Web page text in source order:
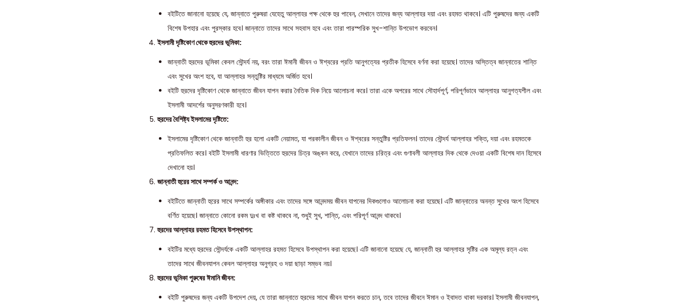
বইটিতে জানানো হয়েছে যে, জান্নাতে পুরুষরা যেহেতু আল্লাহর পক্ষ থেকে হুর পাবেন, সেখানে তাদের জন্য আল্লাহর দয়া এবং রহমত থাকবে। এটি পুরুষদের জন্য একটি
বিশেষ উপহার এবং পুরস্কার হবে। জান্নাতে তাদের সাথে সহবাস হবে এবং তারা পারস্পরিক সুখ-শান্তি উপভোগ করবেন।
ইসলামী দৃষ্টিকোণ থেকে হুরদের ভূমিকা:
জান্নাতী হুরদের ভূমিকা কেবল সৌন্দর্য নয়, বরং তারা ঈমানী জীবন ও ঈশ্বরের প্রতি আনুগত্যের প্রতীক হিসেবে বর্ণনা করা হয়েছে। তাদের অস্তিত্ব জান্নাতের শান্তি
এবং সুখের অংশ হবে, যা আল্লাহর সন্তুষ্টির মাধ্যমে অর্জিত হবে।
বইটি হুরদের দৃষ্টিকোণ থেকে জান্নাতে জীবন যাপন করার নৈতিক দিক নিয়ে আলোচনা করে। তারা একে অপরের সাথে সৌহার্দপূর্ণ, পরিপূর্ণভাবে আল্লাহর আনুগত্যশীল এবং
ইসলামী আদর্শের অনুসরণকারী হবে।
হুরদের বৈশিষ্ট্য ইসলামের দৃষ্টিতে:
ইসলামের দৃষ্টিকোণ থেকে জান্নাতী হুর হলো একটি নেয়ামত, যা পরকালীন জীবন ও ঈশ্বরের সন্তুষ্টির প্রতিফলন। তাদের সৌন্দর্য আল্লাহর শক্তি, দয়া এবং রহমতকে
প্রতিফলিত করে। বইটি ইসলামী ধারণার ভিত্তিতে হুরদের চিত্র অঙ্কন করে, যেখানে তাদের চরিত্র এবং গুণাবলী আল্লাহর দিক থেকে দেওয়া একটি বিশেষ দান হিসেবে
দেখানো হয়।
জান্নাতী হুরের সাথে সম্পর্ক ও আনন্দ:
বইটিতে জান্নাতী হুরের সাথে সম্পর্কের অঙ্গীকার এবং তাদের সঙ্গে আনন্দময় জীবন যাপনের দিকগুলোও আলোচনা করা হয়েছে। এটি জান্নাতের অনন্ত সুখের অংশ হিসেবে
বর্ণিত হয়েছে। জান্নাতে কোনো রকম দুঃখ বা কষ্ট থাকবে না, শুধুই সুখ, শান্তি, এবং পরিপূর্ণ আনন্দ থাকবে।
হুরদের আল্লাহর রহমত হিসেবে উপস্থাপন:
বইটির মধ্যে হুরদের সৌন্দর্যকে একটি আল্লাহর রহমত হিসেবে উপস্থাপন করা হয়েছে। এটি জানানো হয়েছে যে, জান্নাতী হুর আল্লাহর সৃষ্টির এক অমূল্য রত্ন এবং
তাদের সাথে জীবনযাপন কেবল আল্লাহর অনুগ্রহ ও দয়া ছাড়া সম্ভব নয়।
হুরদের ভূমিকা পুরুষের ঈমানি জীবন:
বইটি পুরুষদের জন্য একটি উপদেশ দেয়, যে তারা জান্নাতে হুরদের সাথে জীবন যাপন করতে চান, তবে তাদের জীবনে ঈমান ও ইবাদত থাকা দরকার। ইসলামী জীবনযাপন,